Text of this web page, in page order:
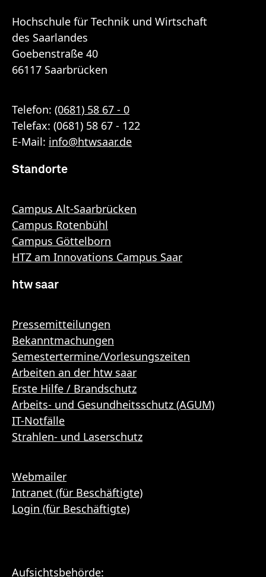
Hochschule für Technik und Wirtschaft
des Saarlandes
Goebenstraße 40
66117 Saarbrücken
Telefon: (0681) 58 67 - 0
Telefax: (0681) 58 67 - 122
E-Mail: info@htwsaar.de
Standorte
Campus Alt-Saarbrücken
Campus Rotenbühl
Campus Göttelborn
HTZ am Innovations Campus Saar
htw saar
Pressemitteilungen
Bekanntmachungen
Semestertermine/Vorlesungszeiten
Arbeiten an der htw saar
Erste Hilfe / Brandschutz
Arbeits- und Gesundheitsschutz (AGUM)
IT-Notfälle
Strahlen- und Laserschutz
Webmailer
Intranet (für Beschäftigte)
Login (für Beschäftigte)
Aufsichtsbehörde: